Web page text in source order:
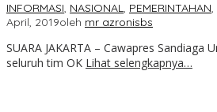
INFORMASI, NASIONAL, PEMERINTAHAN,
April, 2019oleh mr azronisbs
SUARA JAKARTA – Cawapres Sandiaga
seluruh tim OK Lihat selengkapnya…